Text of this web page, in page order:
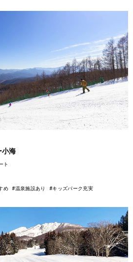
小海
ト
め #温泉施設あり #キッズパーク充実